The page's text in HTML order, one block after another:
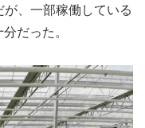
、一部稼働している
だった。